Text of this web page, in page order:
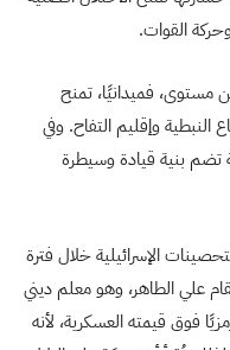
القوات.
مستوى، فميدانيًا، تمنح
النبطية وإقليم التفاح. وفي
تضم بنية قيادة وسيطرة
الإسرائيلية خلال فترة
يمنح وجود مقام علي الطاهر، وهو معلم ديني
فوق قيمته العسكرية، لأنه